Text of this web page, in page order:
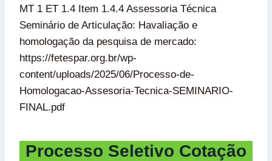
MT 1 ET 1.4 Item 1.4.4 Assessoria Técnica
Seminário de Articulação: Havaliação e
homologação da pesquisa de mercado:
https://fetespar.org.br/wp-
content/uploads/2025/06/Processo-de-
Homologacao-Assesoria-Tecnica-SEMINARIO-
FINAL.pdf
Processo Seletivo Cotação